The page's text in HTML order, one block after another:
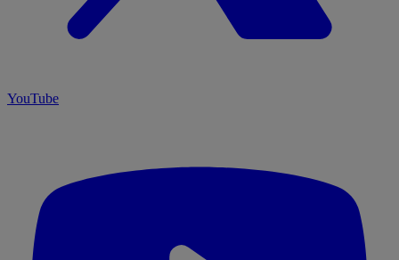
YouTube